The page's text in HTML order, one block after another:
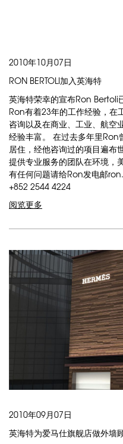
2010年10月07日
RON BERTOLI加入英海特
英海特荣幸的宣布Ron Bertoli
Ron有着23年的工作经验，在
咨询以及在商业、工业、航空
经验丰富。 在过去多年里Ron
居住，经他咨询过的项目遍布
提供专业服务的团队在环境，
有任何问题请给Ron发电邮
+852 2544 4224
阅览更多
2010年09月07日
英海特为爱马仕旗舰店做外墙